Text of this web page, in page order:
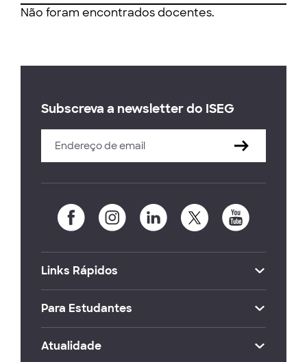
Não foram encontrados docentes.
Subscreva a newsletter do ISEG
Links Rápidos
Para Estudantes
Atualidade